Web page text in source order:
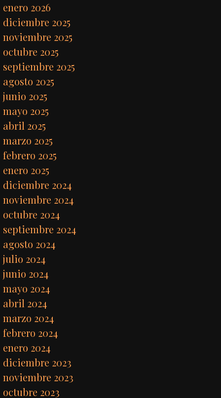
enero 2026
diciembre 2025
noviembre 2025
octubre 2025
septiembre 2025
agosto 2025
junio 2025
mayo 2025
abril 2025
marzo 2025
febrero 2025
enero 2025
diciembre 2024
noviembre 2024
octubre 2024
septiembre 2024
agosto 2024
julio 2024
junio 2024
mayo 2024
abril 2024
marzo 2024
febrero 2024
enero 2024
diciembre 2023
noviembre 2023
octubre 2023